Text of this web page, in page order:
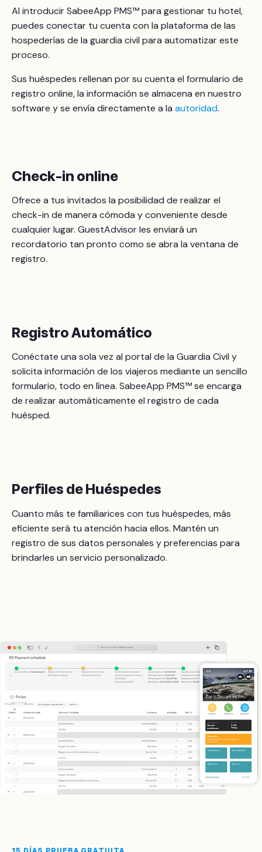
Al introducir SabeeApp PMS™ para gestionar tu hotel,
puedes conectar tu cuenta con la plataforma de las
hospederías de la guardia civil para automatizar este
proceso.
Sus huéspedes rellenan por su cuenta el formulario de
registro online, la información se almacena en nuestro
software y se envía directamente a la autoridad.
Check-in online
Ofrece a tus invitados la posibilidad de realizar el
check-in de manera cómoda y conveniente desde
cualquier lugar. GuestAdvisor les enviará un
recordatorio tan pronto como se abra la ventana de
registro.
Registro Automático
Conéctate una sola vez al portal de la Guardia Civil y
solicita información de los viajeros mediante un sencillo
formulario, todo en línea. SabeeApp PMS™ se encarga
de realizar automáticamente el registro de cada
huésped.
Perfiles de Huéspedes
Cuanto más te familiarices con tus huéspedes, más
eficiente será tu atención hacia ellos. Mantén un
registro de sus datos personales y preferencias para
brindarles un servicio personalizado.